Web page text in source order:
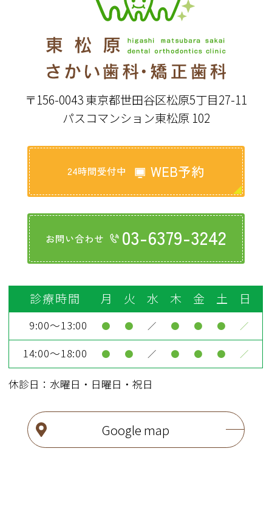
〒156-0043 東京都世田谷区松原5丁目27-11
パスコマンション東松原 102
24時間受付中 WEB予約
お問い合わせ 03-6379-3242
診療時間 月 火 水 木 金 土 日
9:00～13:00 ● ● ／ ● ● ● ／
14:00～18:00 ● ● ／ ● ● ● ／
休診日：水曜日・日曜日・祝日
Google map